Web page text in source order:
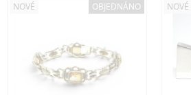
NOVÉ OBJEDNÁNO NOVÉ